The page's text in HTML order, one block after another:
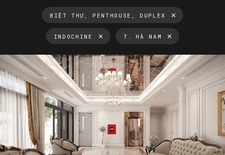
Thông tin luôn cập nhật
Xu hướng thiết kế nội thất mới nhất tại Việt Nam và trên thế
BIỆT THỰ, PENTHOUSE, DUPLEX
INDOCHINE T. HÀ NAM